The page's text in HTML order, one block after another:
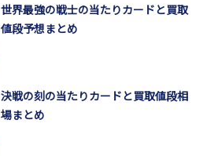
世界最強の戦士の当たりカードと買取
値段予想まとめ
決戦の刻の当たりカードと買取値段相
場まとめ